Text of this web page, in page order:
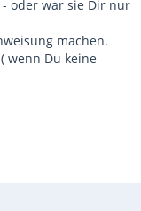
oder war sie Dir nur
machen.
wenn Du keine